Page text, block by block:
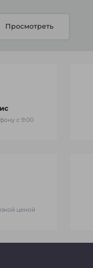
Просмотреть
с 9:00
ценой